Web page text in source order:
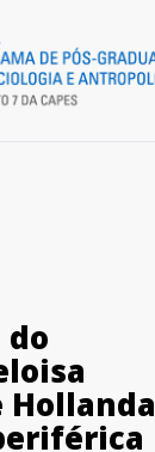
do
Hollanda